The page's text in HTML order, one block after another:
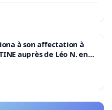
à son affectation à
auprès de Léo N. en